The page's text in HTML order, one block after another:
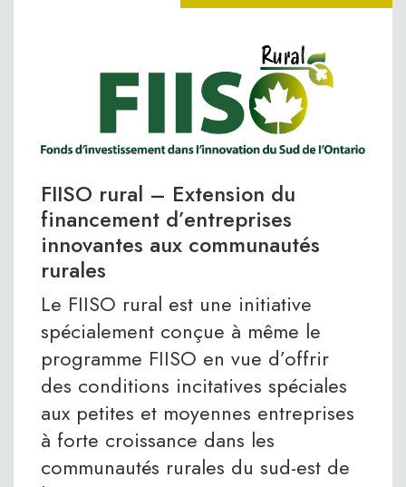
FIISO rural – Extension du
financement d’entreprises
innovantes aux communautés
rurales
Le FIISO rural est une initiative
spécialement conçue à même le
programme FIISO en vue d’offrir
des conditions incitatives spéciales
aux petites et moyennes entreprises
à forte croissance dans les
communautés rurales du sud-est de